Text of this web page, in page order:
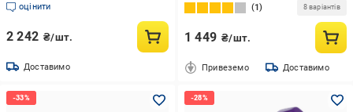
оцінити
2 242 ₴/шт.
Доставимо
1 8 варіантів
1 449 ₴/шт.
Привеземо Доставимо